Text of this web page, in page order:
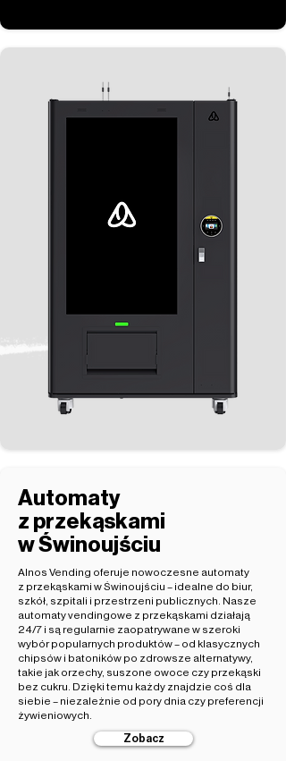
Automaty
z przekąskami
w Świnoujściu
Alnos Vending oferuje nowoczesne automaty
z przekąskami w Świnoujściu – idealne do biur,
szkół, szpitali i przestrzeni publicznych. Nasze
automaty vendingowe z przekąskami działają
24/7 i są regularnie zaopatrywane w szeroki
wybór popularnych produktów – od klasycznych
chipsów i batoników po zdrowsze alternatywy,
takie jak orzechy, suszone owoce czy przekąski
bez cukru. Dzięki temu każdy znajdzie coś dla
siebie – niezależnie od pory dnia czy preferencji
żywieniowych.
Zobacz